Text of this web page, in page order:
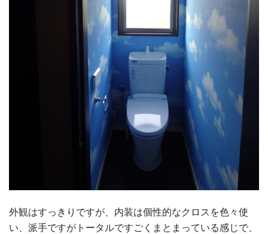
外観はすっきりですが、内装は個性的なクロスを色々使
い、派手ですがトータルですごくまとまっている感じで、